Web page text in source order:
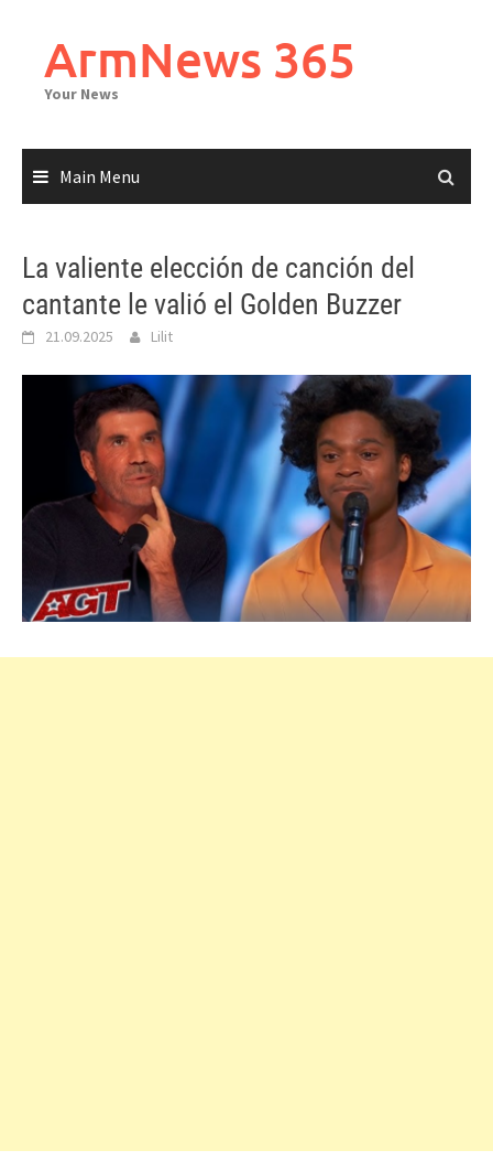
contentArmNews 365
Your News
Main Menu
La valiente elección de canción del
cantante le valió el Golden Buzzer
21.09.2025 Lilit